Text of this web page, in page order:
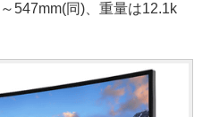
547mm(同)、重量は12.1k